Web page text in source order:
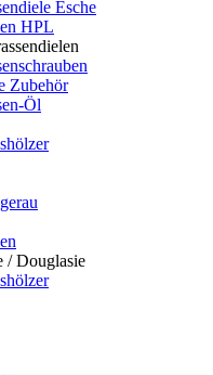
Esche
HPL
Zubehör
Öl
/ Douglasie